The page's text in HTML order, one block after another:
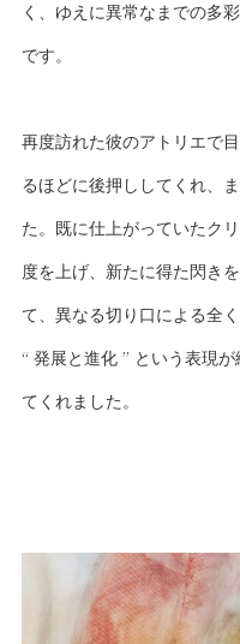
く、ゆえに異常なまでの多
です。
再度訪れた彼のアトリエで
るほどに後押ししてくれ、
た。既に仕上がっていたク
度を上げ、新たに得た閃き
て、異なる切り口による全
“ 発展と進化 ” という表現
てくれました。